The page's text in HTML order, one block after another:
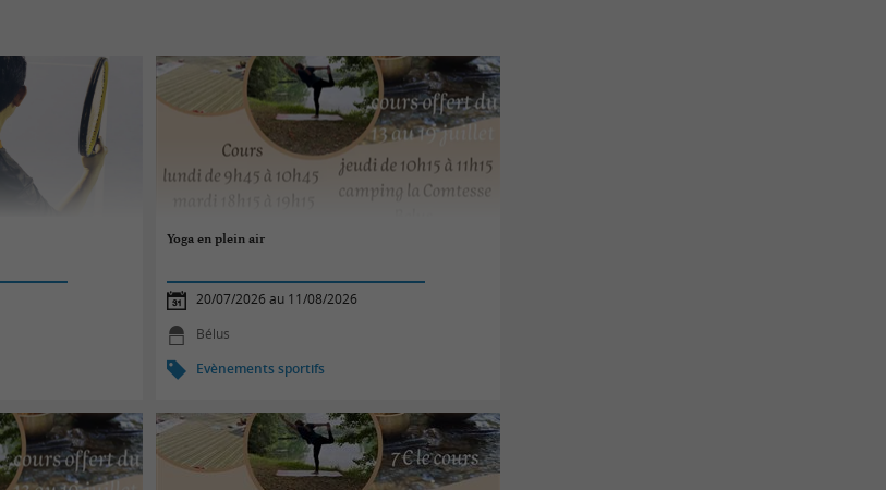
Yoga en plein air
20/07/2026 au 11/08/2026
Bélus
Evènements sportifs